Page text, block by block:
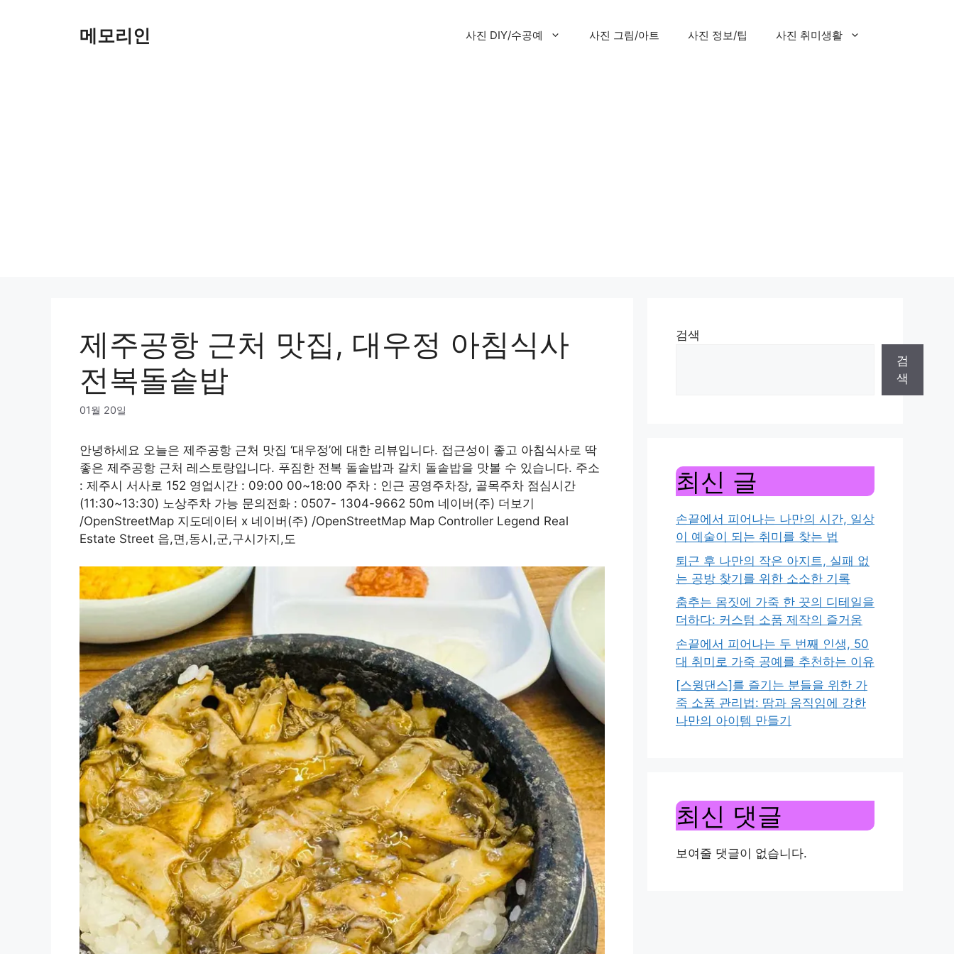
메모리인 사진 DIY/수공예 사진 그림/아트 사진 정보/팁 사진 취미생활
제주공항 근처 맛집, 대우정 아침식사
전복돌솥밥
01월 20일
안녕하세요 오늘은 제주공항 근처 맛집 ‘대우정’에 대한 리뷰입니다. 접근성이 좋고 아침식사로 딱
좋은 제주공항 근처 레스토랑입니다. 푸짐한 전복 돌솥밥과 갈치 돌솥밥을 맛볼 수 있습니다. 주소
: 제주시 서사로 152 영업시간 : 09:00 00~18:00 주차 : 인근 공영주차장, 골목주차 점심시간
(11:30~13:30) 노상주차 가능 문의전화 : 0507- 1304-9662 50m 네이버(주) 더보기
/OpenStreetMap 지도데이터 x 네이버(주) /OpenStreetMap Map Controller Legend Real
Estate Street 읍,면,동시,군,구시가지,도
검색
검
색
최신 글
손끝에서 피어나는 나만의 시간, 일상
이 예술이 되는 취미를 찾는 법
퇴근 후 나만의 작은 아지트, 실패 없
는 공방 찾기를 위한 소소한 기록
춤추는 몸짓에 가죽 한 끗의 디테일을
더하다: 커스텀 소품 제작의 즐거움
손끝에서 피어나는 두 번째 인생, 50
대 취미로 가죽 공예를 추천하는 이유
[스윙댄스]를 즐기는 분들을 위한 가
죽 소품 관리법: 땀과 움직임에 강한
나만의 아이템 만들기
최신 댓글
보여줄 댓글이 없습니다.